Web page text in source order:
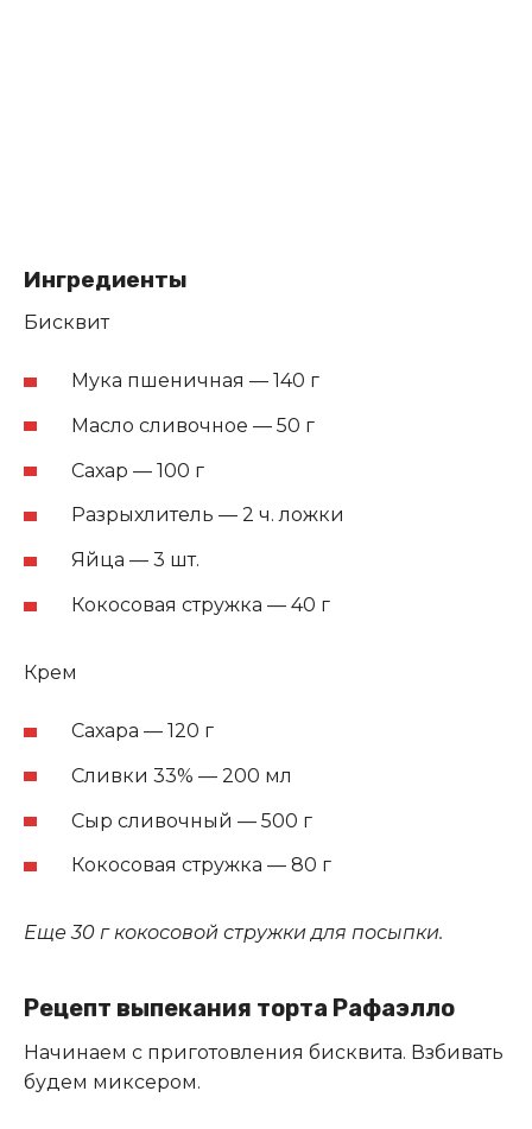
Ингредиенты
Бисквит
Мука пшеничная — 140 г
Масло сливочное — 50 г
Сахар — 100 г
Разрыхлитель — 2 ч. ложки
Яйца — 3 шт.
Кокосовая стружка — 40 г
Крем
Сахара — 120 г
Сливки 33% — 200 мл
Сыр сливочный — 500 г
Кокосовая стружка — 80 г
Еще 30 г кокосовой стружки для посыпки.
Рецепт выпекания торта Рафаэлло
Начинаем с приготовления бисквита. Взбивать
будем миксером.